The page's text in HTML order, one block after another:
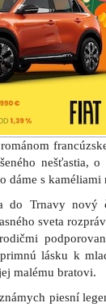
nešťastia,
dáme s kaméliami
do Trnavy nový
sveta
lásku k
malému bratovi.
piesní